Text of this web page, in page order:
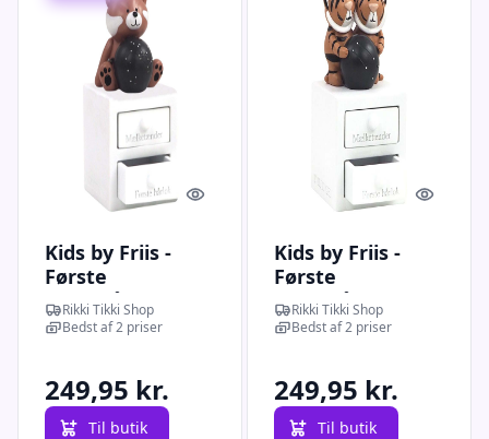
Quick look
Kids by Friis -
Første
tand/hårlok,
skytten
Rikki Tikki Shop
Bedst af 2 priser
249,95 kr.
Til butik
Quick
Kids by Friis -
Første
tand/hårlok,
tvillingen
Rikki Tikki Shop
Bedst af 2 priser
249,95 kr.
Til butik